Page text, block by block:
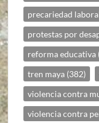
precariedad
protestas por
reforma educativa
tren maya (382)
violencia contra
violencia contra